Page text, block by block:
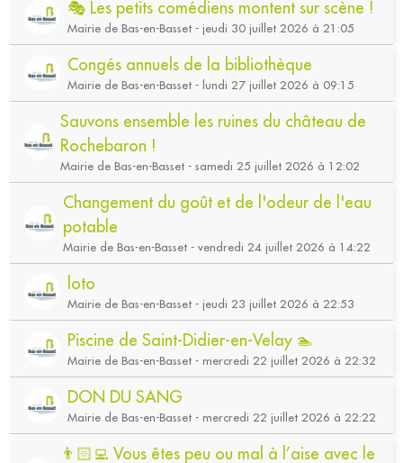
🎭 Les petits comédiens montent sur scène !
Mairie de Bas-en-Basset - jeudi 30 juillet 2026 à 21:05
Congés annuels de la bibliothèque
Mairie de Bas-en-Basset - lundi 27 juillet 2026 à 09:15
Sauvons ensemble les ruines du château de
Rochebaron !
Mairie de Bas-en-Basset - samedi 25 juillet 2026 à 12:02
Changement du goût et de l'odeur de l'eau
potable
Mairie de Bas-en-Basset - vendredi 24 juillet 2026 à 14:22
loto
Mairie de Bas-en-Basset - jeudi 23 juillet 2026 à 22:53
Piscine de Saint-Didier-en-Velay 🏊
Mairie de Bas-en-Basset - mercredi 22 juillet 2026 à 22:32
DON DU SANG
Mairie de Bas-en-Basset - mercredi 22 juillet 2026 à 22:22
👨🏻‍💻 Vous êtes peu ou mal à l’aise avec le